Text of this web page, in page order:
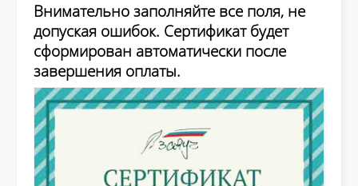
Внимательно заполняйте все поля, не
допуская ошибок. Сертификат будет
сформирован автоматически после
завершения оплаты.